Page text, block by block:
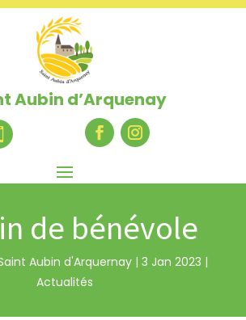
Aubin d’Arquenay
de bénévole
Aubin d'Arquernay| 3 Jan 2023 |
Actualités